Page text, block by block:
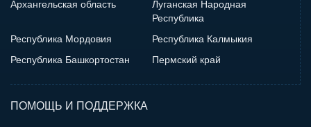
Архангельская область
Луганская Народная
Республика
Республика Мордовия
Республика Калмыкия
Республика Башкортостан
Пермский край
ПОМОЩЬ И ПОДДЕРЖКА